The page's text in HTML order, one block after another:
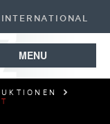
INTERNATIONAL
MENU